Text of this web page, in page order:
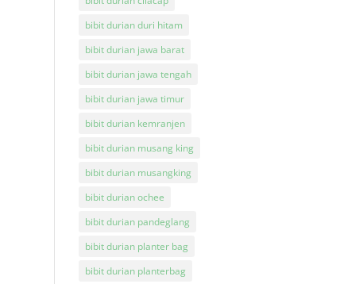
bibit durian duri hitam
bibit durian jawa barat
bibit durian jawa tengah
bibit durian jawa timur
bibit durian kemranjen
bibit durian musang king
bibit durian musangking
bibit durian ochee
bibit durian pandeglang
bibit durian planter bag
bibit durian planterbag